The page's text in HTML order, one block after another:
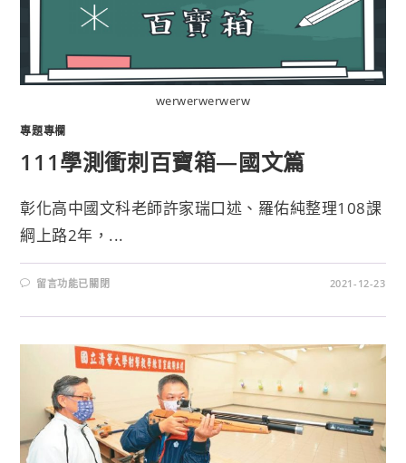
werwerwerwerw
專題專欄
111學測衝刺百寶箱—國文篇
彰化高中國文科老師許家瑞口述、羅佑純整理108課
綱上路2年，...
留言功能已關閉 2021-12-23